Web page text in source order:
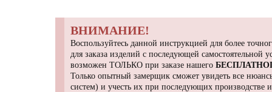
ВНИМАНИЕ!
Воспользуйтесь данной инструкцией для более
для заказа изделий с последующей
возможен ТОЛЬКО при заказе нашего
Только опытный замерщик сможет увидеть все
систем) и учесть их при последующих производстве